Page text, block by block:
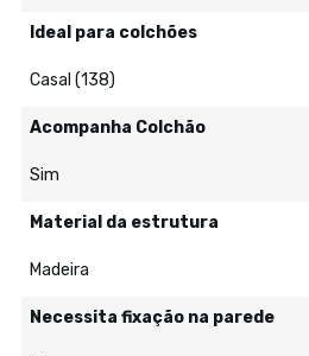
Ideal para colchões
Casal (138)
Acompanha Colchão
Sim
Material da estrutura
Madeira
Necessita fixação na parede